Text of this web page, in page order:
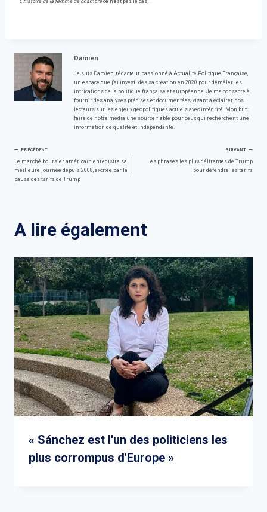
L'histoire de la femme de chambre ce n'est pas le cas.
Damien
Je suis Damien, rédacteur passionné à Actualité Politique Française,
un espace que j'ai investi dès sa création en 2020 pour démêler les
intrications de la politique française et européenne. Je me consacre à
fournir des analyses précises et documentées, visant à éclairer nos
lecteurs sur les enjeux géopolitiques actuels avec intégrité. Mon but :
faire de notre média une source fiable pour ceux qui recherchent une
information de qualité et indépendante.
Navigation
de
PRÉCÉDENT
Le marché boursier américain enregistre sa
meilleure journée depuis 2008, excitée par la
pause des tarifs de Trump
SUIVANT
Les phrases les plus délirantes de Trump
pour défendre les tarifs
A lire également
« Sánchez est l'un des politiciens les
plus corrompus d'Europe »